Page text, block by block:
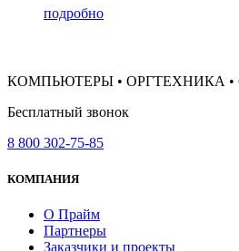
подробно
КОМПЬЮТЕРЫ • ОРГТЕХНИКА •
Бесплатный звонок
8 800 302-75-85
КОМПАНИЯ
О Прайм
Партнеры
Заказчики и проекты